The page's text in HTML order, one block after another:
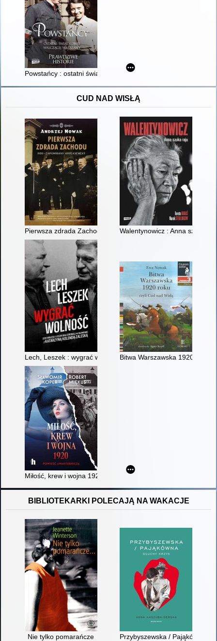
Powstańcy : ostatni świadkowie walczącej Warszawy
CUD NAD WISŁĄ
Pierwsza zdrada Zachodu : 1920 - zapomniany appeasement
Walentynowicz : Anna szuka
Lech, Leszek : wygrać wolność Bitwa Warszawska 1920 roku
Miłość, krew i wojna 1920
BIBLIOTEKARKI POLECAJĄ NA WAKACJE
Nie tylko pomarańcze Przybyszewska / Pająkówna :